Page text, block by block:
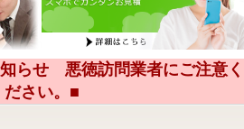
らせ 悪徳訪問業者にご注意く
ださい。■